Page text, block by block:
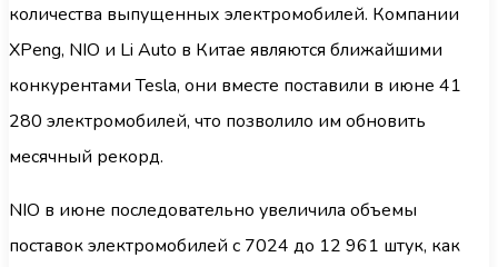
количества выпущенных электромобилей. Компании
XPeng, NIO и Li Auto в Китае являются ближайшими
конкурентами Tesla, они вместе поставили в июне 41
280 электромобилей, что позволило им обновить
месячный рекорд.
NIO в июне последовательно увеличила объемы
поставок электромобилей с 7024 до 12 961 штук, как